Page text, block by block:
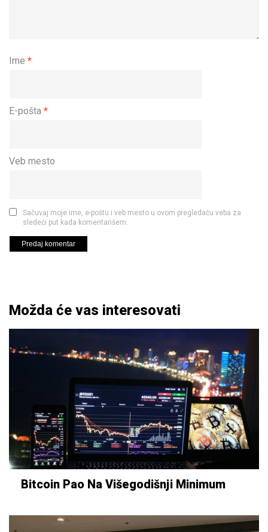
Ime *
E-pošta *
Veb mesto
Sačuvaj moje ime, e-poštu i veb mesto u ovom pregledaču veba za
sledeći put kada komentarišem.
Možda će vas interesovati
Bitcoin Pao Na Višegodišnji Minimum